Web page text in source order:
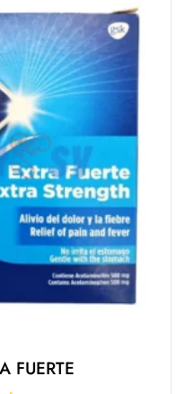
FUERTE